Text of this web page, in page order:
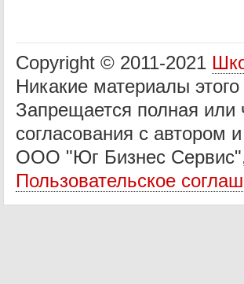
Copyright © 2011-2021
Никакие материалы
Запрещается полная или
согласования с автором
ООО "Юг Бизнес
Пользовательское